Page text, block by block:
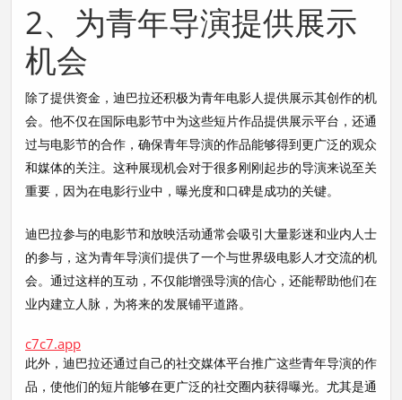
2、为青年导演提供展示
机会
除了提供资金，迪巴拉还积极为青年电影人提供展示其创作的机
会。他不仅在国际电影节中为这些短片作品提供展示平台，还通
过与电影节的合作，确保青年导演的作品能够得到更广泛的观众
和媒体的关注。这种展现机会对于很多刚刚起步的导演来说至关
重要，因为在电影行业中，曝光度和口碑是成功的关键。
迪巴拉参与的电影节和放映活动通常会吸引大量影迷和业内人士
的参与，这为青年导演们提供了一个与世界级电影人才交流的机
会。通过这样的互动，不仅能增强导演的信心，还能帮助他们在
业内建立人脉，为将来的发展铺平道路。
c7c7.app
此外，迪巴拉还通过自己的社交媒体平台推广这些青年导演的作
品，使他们的短片能够在更广泛的社交圈内获得曝光。尤其是通